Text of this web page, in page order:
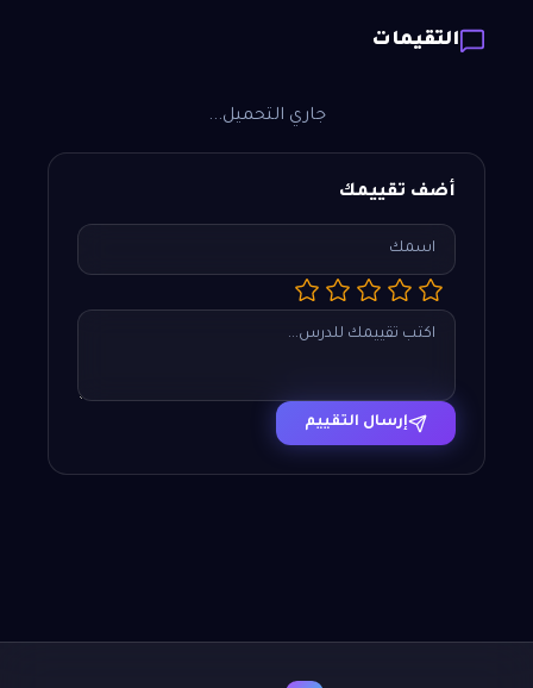
التقيمات
جاري التحميل...
أضف تقييمك
إرسال التقييم